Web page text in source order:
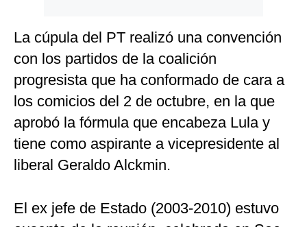
La cúpula del PT realizó una convención
con los partidos de la coalición
progresista que ha conformado de cara a
los comicios del 2 de octubre, en la que
aprobó la fórmula que encabeza Lula y
tiene como aspirante a vicepresidente al
liberal Geraldo Alckmin.
El ex jefe de Estado (2003-2010) estuvo